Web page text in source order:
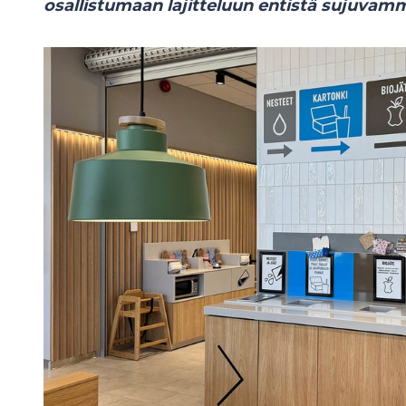
osallistumaan lajitteluun entistä